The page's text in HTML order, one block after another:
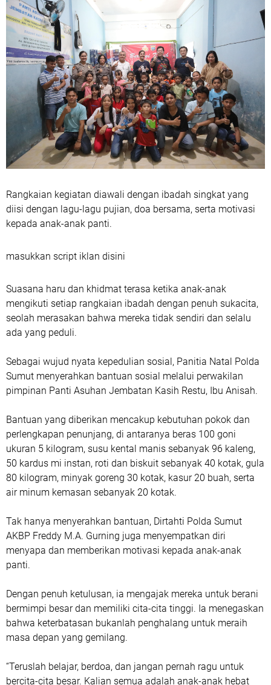
Rangkaian kegiatan diawali dengan ibadah singkat yang
diisi dengan lagu-lagu pujian, doa bersama, serta motivasi
kepada anak-anak panti.
masukkan script iklan disini
Suasana haru dan khidmat terasa ketika anak-anak
mengikuti setiap rangkaian ibadah dengan penuh sukacita,
seolah merasakan bahwa mereka tidak sendiri dan selalu
ada yang peduli.
Sebagai wujud nyata kepedulian sosial, Panitia Natal Polda
Sumut menyerahkan bantuan sosial melalui perwakilan
pimpinan Panti Asuhan Jembatan Kasih Restu, Ibu Anisah.
Bantuan yang diberikan mencakup kebutuhan pokok dan
perlengkapan penunjang, di antaranya beras 100 goni
ukuran 5 kilogram, susu kental manis sebanyak 96 kaleng,
50 kardus mi instan, roti dan biskuit sebanyak 40 kotak, gula
80 kilogram, minyak goreng 30 kotak, kasur 20 buah, serta
air minum kemasan sebanyak 20 kotak.
Tak hanya menyerahkan bantuan, Dirtahti Polda Sumut
AKBP Freddy M.A. Gurning juga menyempatkan diri
menyapa dan memberikan motivasi kepada anak-anak
panti.
Dengan penuh ketulusan, ia mengajak mereka untuk berani
bermimpi besar dan memiliki cita-cita tinggi. Ia menegaskan
bahwa keterbatasan bukanlah penghalang untuk meraih
masa depan yang gemilang.
“Teruslah belajar, berdoa, dan jangan pernah ragu untuk
bercita-cita besar. Kalian semua adalah anak-anak hebat